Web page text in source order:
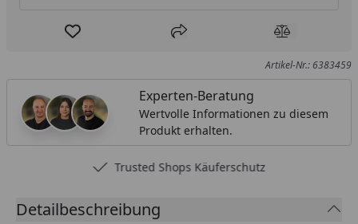
Produkt zur Wunschliste hinzufügen
Teilen Produkt
Artikel-Nr.: 6383459
Experten-Beratung
Wertvolle Informationen zu diesem
Produkt erhalten.
Trusted Shops Käuferschutz
Detailbeschreibung